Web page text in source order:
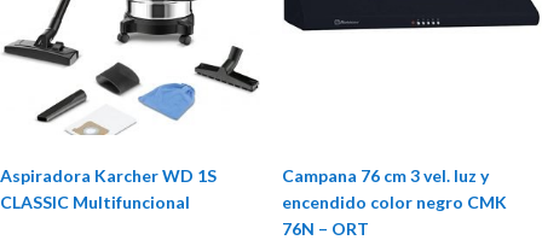
Aspiradora Karcher WD 1S
CLASSIC Multifuncional
Campana 76 cm 3 vel. luz y
encendido color negro CMK
76N – ORT